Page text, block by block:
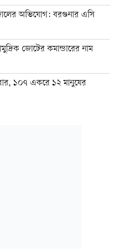
জালের অভিযোগ: বরগুনার এসি
জোটের কমান্ডারের নাম
১০৭ একরে ১২ মানুষের